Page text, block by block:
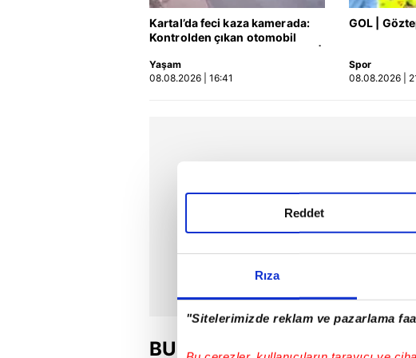
Rıza
"Sitelerimizde reklam ve pazarlama
Reddet
Kartal’da feci kaza kamerada:
Kontrolden çıkan otomobil
Video
Yaşam
08.08.2026 | 16:41
GOL |
Spor
08.08.2026 |
BU HAFTA